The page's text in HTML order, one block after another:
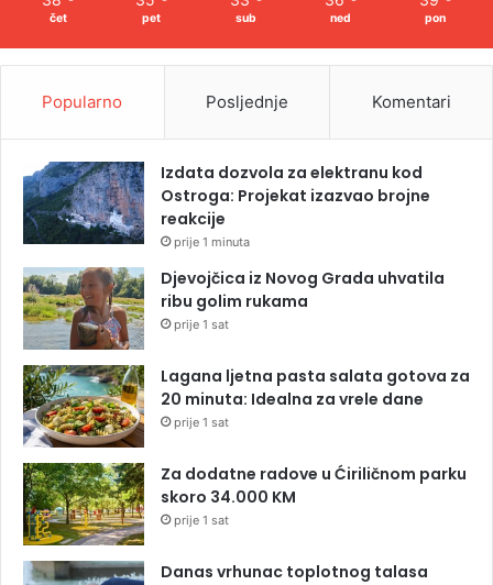
čet pet sub ned pon
Popularno Posljednje Komentari
Izdata dozvola za elektranu kod
Ostroga: Projekat izazvao brojne
reakcije
prije 1 minuta
Djevojčica iz Novog Grada uhvatila
ribu golim rukama
prije 1 sat
Lagana ljetna pasta salata gotova za
20 minuta: Idealna za vrele dane
prije 1 sat
Za dodatne radove u Ćiriličnom parku
skoro 34.000 KM
prije 1 sat
Danas vrhunac toplotnog talasa